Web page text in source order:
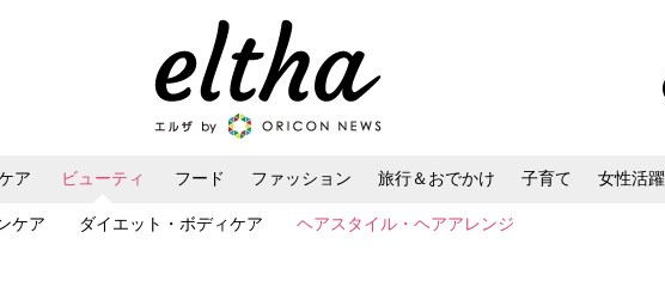
ア ビューティ
ケア ダイエット・ボディケア ヘアスタイル・ヘアアレンジ
フード ファッション 旅行＆おでかけ 子育て 女性活躍